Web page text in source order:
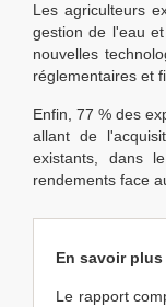
Les agriculteurs
gestion de l'eau
nouvelles
réglementaires et
Enfin, 77 % des
allant de
existants, dans
rendements face
En savoir plus
Le rapport